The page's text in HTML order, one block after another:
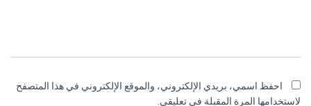
احفظ اسمي، بريدي الإلكتروني، والموقع الإلكتروني في هذا المتصفح
لاستخدامها المرة المقبلة في تعليقي.